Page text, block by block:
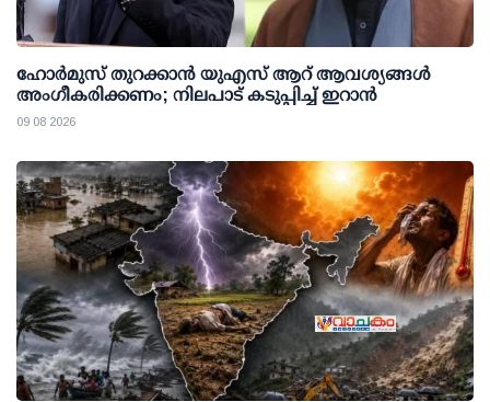
ഹോർമുസ് തുറക്കാൻ യുഎസ് ആറ് ആവശ്യങ്ങൾ
അംഗീകരിക്കണം; നിലപാട് കടുപ്പിച്ച് ഇറാൻ
09 08 2026